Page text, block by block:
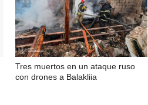
Tres muertos en un ataque ruso
con drones a Balakliia